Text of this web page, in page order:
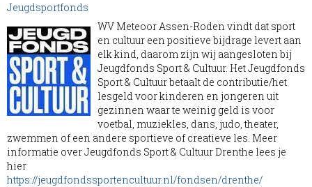
Jeugdsportfonds
WV Meteoor Assen-Roden vindt dat sport
en cultuur een positieve bijdrage levert aan
elk kind, daarom zijn wij aangesloten bij
Jeugdfonds Sport & Cultuur. Het Jeugdfonds
Sport & Cultuur betaalt de contributie/het
lesgeld voor kinderen en jongeren uit
gezinnen waar te weinig geld is voor
voetbal, muziekles, dans, judo, theater,
zwemmen of een andere sportieve of creatieve les. Meer
informatie over Jeugdfonds Sport & Cultuur Drenthe lees je
hier
https://jeugdfondssportencultuur.nl/fondsen/drenthe/